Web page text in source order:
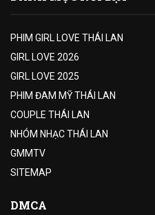
PHIM GIRL LOVE THÁI LAN
GIRL LOVE 2026
GIRL LOVE 2025
PHIM ĐAM MỸ THÁI LAN
COUPLE THÁI LAN
NHÓM NHẠC THÁI LAN
GMMTV
SITEMAP
DMCA